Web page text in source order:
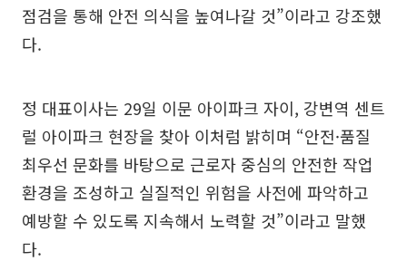
점검을 통해 안전 의식을 높여나갈 것”이라고 강조했
다.
정 대표이사는 29일 이문 아이파크 자이, 강변역 센트
럴 아이파크 현장을 찾아 이처럼 밝히며 “안전·품질
최우선 문화를 바탕으로 근로자 중심의 안전한 작업
환경을 조성하고 실질적인 위험을 사전에 파악하고
예방할 수 있도록 지속해서 노력할 것”이라고 말했
다.